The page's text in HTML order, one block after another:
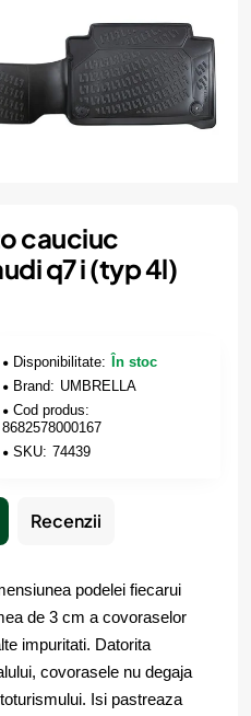
cauciuc
q7 i (typ 4l)
Disponibilitate:
În stoc
Brand: UMBRELLA
Cod produs:
8682578000167
SKU: 74439
Recenzii
podelei fiecarui
de 3 cm a covoraselor
impuritati. Datorita
covorasele nu degaja
Isi pastreaza